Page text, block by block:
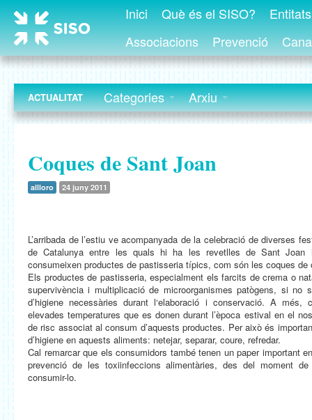
Inici Què és el SISO?
Associacions
Prevenció
ACTUALITAT Categories Arxiu
Coques de Sant Joan
allloro 24 juny 2011
L’arribada de l’estiu ve acompanyada de la celebració de diverses
de Catalunya entre les quals hi ha les revetlles de Sant
consumeixen productes de pastisseria típics, com són les coques de
Els productes de pastisseria, especialment els farcits de crema o
supervivència i multiplicació de microorganismes patògens, si no
d’higiene necessàries durant l‘elaboració i conservació. A
elevades temperatures que es donen durant l’època estival en el
de risc associat al consum d’aquests productes. Per això és
d’higiene en aquests aliments: netejar, separar, coure, refredar.
Cal remarcar que els consumidors també tenen un paper important
prevenció de les toxiinfeccions alimentàries, des del moment
consumir-lo.